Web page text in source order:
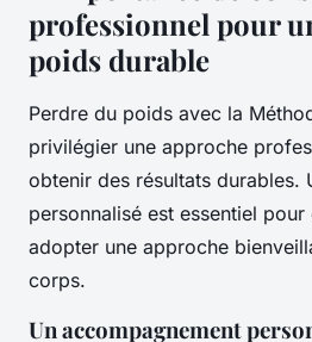
professionnel pour
poids durable
Perdre du poids avec la
privilégier une approche
obtenir des résultats durables.
personnalisé est essentiel pour
adopter une approche
corps.
Un accompagnement